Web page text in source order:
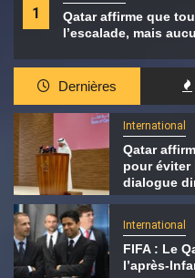
1
Qatar affirme que
l’escalade, mais
Dernières
International
Qatar
pour éviter
dialogue
International
FIFA : Le
l’après-